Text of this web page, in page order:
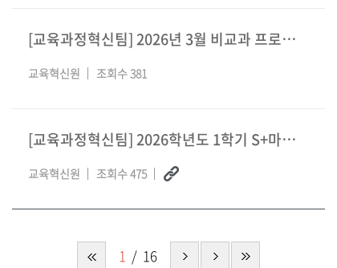
[교육과정혁신팀] 2026년 3월 비교과 프로그램 안내
교육혁신원 조회수 381
[교육과정혁신팀] 2026학년도 1학기 S+마일리지 지급 기준 및 신입생 OT 참여 마일리
교육혁신원 조회수 475
1 16